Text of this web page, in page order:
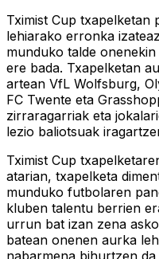
Tximist Cup txapelketan
lehiarako erronka
munduko talde
ere bada. Txapelketan
artean VfL Wolfsburg,
FC Twente eta
zirraragarriak eta
lezio baliotsuak
Tximist Cup
atarian, txapelketa
munduko futbolaren
kluben talentu berrien
urrun bat izan zena
batean onenen aurka
nabarmena bihurtzen